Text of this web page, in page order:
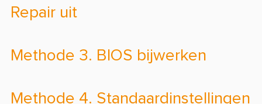
Repair uit
Methode 3. BIOS bijwerken
Methode 4. Standaardinstellingen